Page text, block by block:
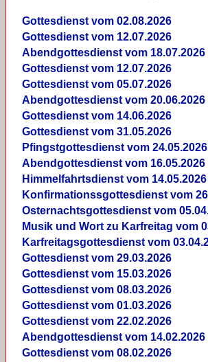
Gottesdienst vom 02.08.2026
Gottesdienst vom 12.07.2026
Abendgottesdienst vom 18.07.2026
Gottesdienst vom 12.07.2026
Gottesdienst vom 05.07.2026
Abendgottesdienst vom 20.06.2026
Gottesdienst vom 14.06.2026
Gottesdienst vom 31.05.2026
Pfingstgottesdienst vom 24.05.2026
Abendgottesdienst vom 16.05.2026
Himmelfahrtsdienst vom 14.05.2026
Konfirmationssgottesdienst vom
Osternachtsgottesdienst vom
Musik und Wort zu Karfreitag vom
Karfreitagsgottesdienst vom
Gottesdienst vom 29.03.2026
Gottesdienst vom 15.03.2026
Gottesdienst vom 08.03.2026
Gottesdienst vom 01.03.2026
Gottesdienst vom 22.02.2026
Abendgottesdienst vom 14.02.2026
Gottesdienst vom 08.02.2026